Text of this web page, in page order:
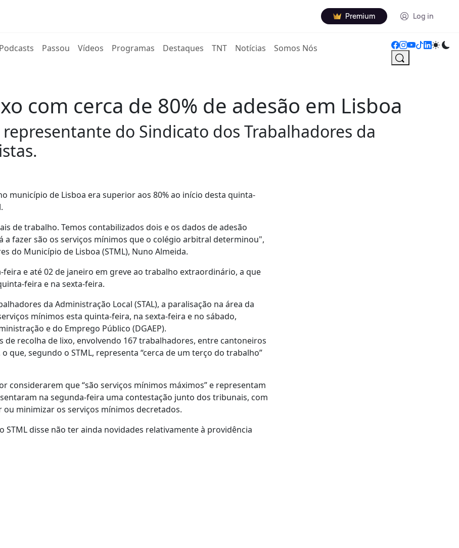
Premium Log in
Podcasts Passou Vídeos Programas Destaques TNT Notícias Somos Nós
com cerca de 80% de adesão em Lisboa
do Sindicato dos Trabalhadores da
município de Lisboa era superior aos 80% ao início desta quinta-
de trabalho. Temos contabilizados dois e os dados de adesão
a fazer são os serviços mínimos que o colégio arbitral determinou",
do Município de Lisboa (STML), Nuno Almeida.
e até 02 de janeiro em greve ao trabalho extraordinário, a que
feira e na sexta-feira.
da Administração Local (STAL), a paralisação na área da
mínimos esta quinta-feira, na sexta-feira e no sábado,
e do Emprego Público (DGAEP).
recolha de lixo, envolvendo 167 trabalhadores, entre cantoneiros
que, segundo o STML, representa “cerca de um terço do trabalho”
considerarem que “são serviços mínimos máximos” e representam
na segunda-feira uma contestação junto dos tribunais, com
minimizar os serviços mínimos decretados.
disse não ter ainda novidades relativamente à providência